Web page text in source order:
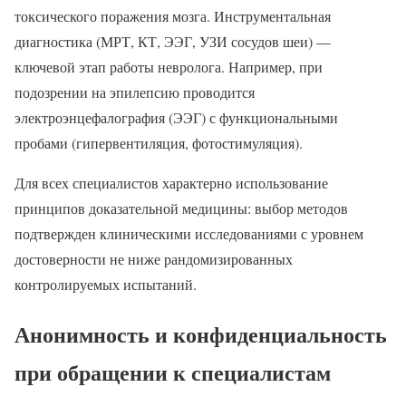
токсического поражения мозга. Инструментальная
диагностика (МРТ, КТ, ЭЭГ, УЗИ сосудов шеи) —
ключевой этап работы невролога. Например, при
подозрении на эпилепсию проводится
электроэнцефалография (ЭЭГ) с функциональными
пробами (гипервентиляция, фотостимуляция).
Для всех специалистов характерно использование
принципов доказательной медицины: выбор методов
подтвержден клиническими исследованиями с уровнем
достоверности не ниже рандомизированных
контролируемых испытаний.
Анонимность и конфиденциальность
при обращении к специалистам